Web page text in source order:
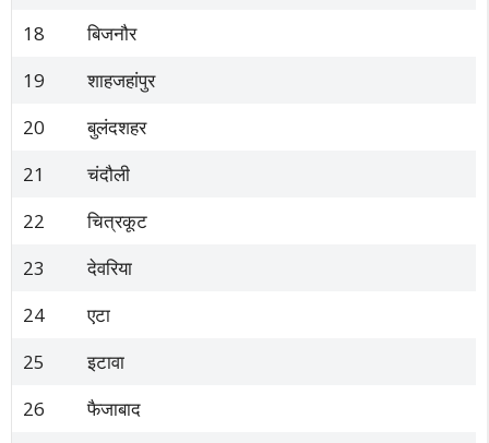
18
बिजनौर
19
शाहजहांपुर
20
बुलंदशहर
21
चंदौली
22
चित्रकूट
23
देवरिया
24
एटा
25
इटावा
26
फैजाबाद